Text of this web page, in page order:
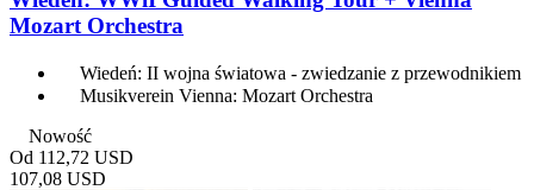
Mozart Orchestra
Wiedeń: II wojna światowa - zwiedzanie z przewodnikiem
Musikverein Vienna: Mozart Orchestra
Nowość
Od 112,72 USD
107,08 USD